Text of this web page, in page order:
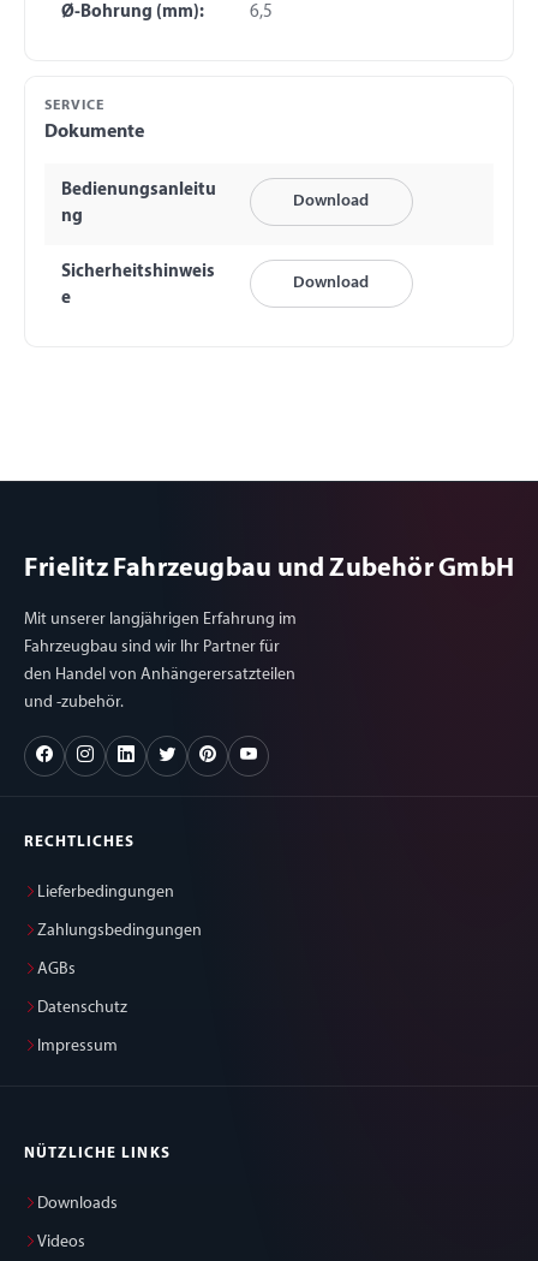
Ø-Bohrung (mm): 6,5
SERVICE
Dokumente
Bedienungsanleitu
ng
Download
Sicherheitshinweis
e
Download
Frielitz Fahrzeugbau und Zubehör GmbH
Mit unserer langjährigen Erfahrung im
Fahrzeugbau sind wir Ihr Partner für
den Handel von Anhängerersatzteilen
und -zubehör.
RECHTLICHES
Lieferbedingungen
Zahlungsbedingungen
AGBs
Datenschutz
Impressum
NÜTZLICHE LINKS
Downloads
Videos